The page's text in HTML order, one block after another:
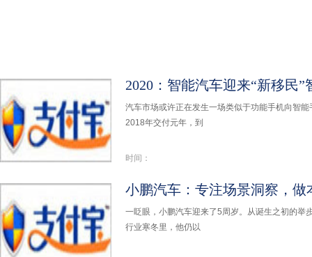
2020：智能汽车迎来“新移民
汽车市场或许正在发生一场类似于功能手机向智
2018年交付元年，到
时间：
小鹏汽车：专注场景洞察，
一眨眼，小鹏汽车迎来了5周岁。从诞生之初的举
行业寒冬里，他仍以